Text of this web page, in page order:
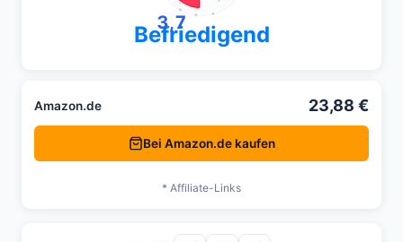
3,7
Befriedigend
Amazon.de 23,88 €
Bei Amazon.de kaufen
* Affiliate-Links